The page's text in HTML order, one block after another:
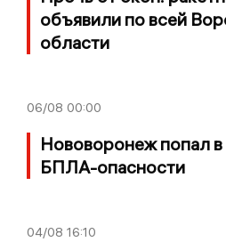
объявили по всей
области
06/08 00:00
Нововоронеж попал
БПЛА-опасности
04/08 16:10